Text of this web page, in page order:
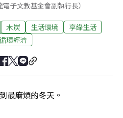
子文教基金會副執行長）
木炭 生活環境
享綠生活
循環經濟
最麻煩的冬天。